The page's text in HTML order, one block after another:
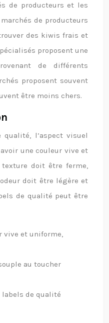
de producteurs et les
de producteurs
des kiwis frais et
proposent une
de différents
proposent souvent
être moins chers.
l’aspect visuel
une couleur vive et
texture doit être ferme,
doit être légère et
de qualité peut être
vive et uniforme,
au toucher
labels de qualité